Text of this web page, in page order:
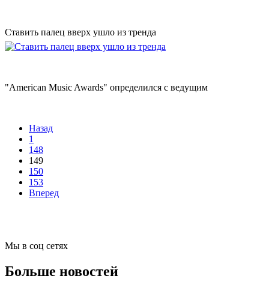
Ставить палец вверх ушло из тренда
"American Music Awards" определился с ведущим
Назад
1
148
149
150
153
Вперед
Мы в соц сетях
Больше новостей